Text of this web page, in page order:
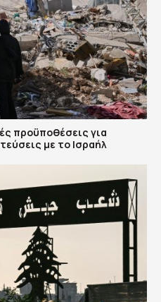
προϋποθέσεις για
με το Ισραήλ